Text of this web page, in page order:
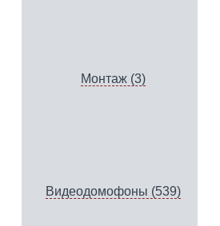
Монтаж (3)
Видеодомофоны (539)